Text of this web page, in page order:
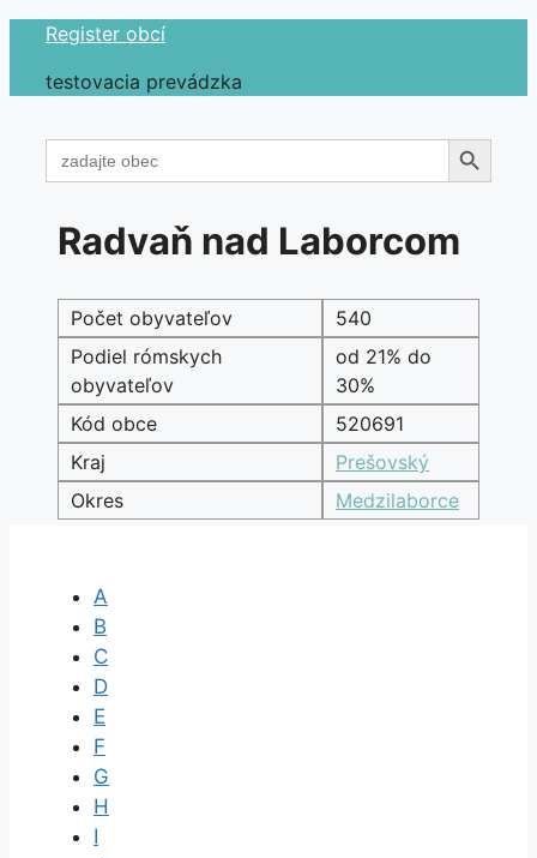
Preskočiť
obsah
Register obcí
testovacia prevádzka
Search
for:
Search Button
Radvaň nad Laborcom
Počet obyvateľov
540
Podiel rómskych
obyvateľov
od 21% do
30%
Kód obce
520691
Kraj
Prešovský
Okres
Medzilaborce
A
B
C
D
E
F
G
H
I